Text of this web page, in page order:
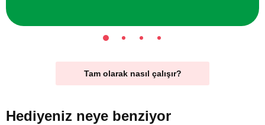
Tam olarak nasıl çalışır?
Hediyeniz neye benziyor